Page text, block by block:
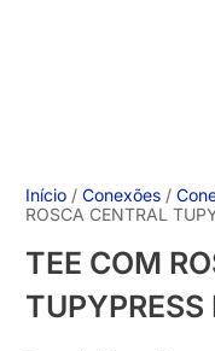
Início /Conexões /
ROSCA CENTRAL
TEE COM